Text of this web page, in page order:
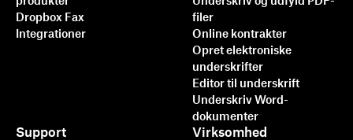
Dropbox Fax
Integrationer
filer
Online kontrakter
Opret elektroniske
underskrifter
Editor til underskrift
Underskriv Word-
dokumenter
Support Virksomhed